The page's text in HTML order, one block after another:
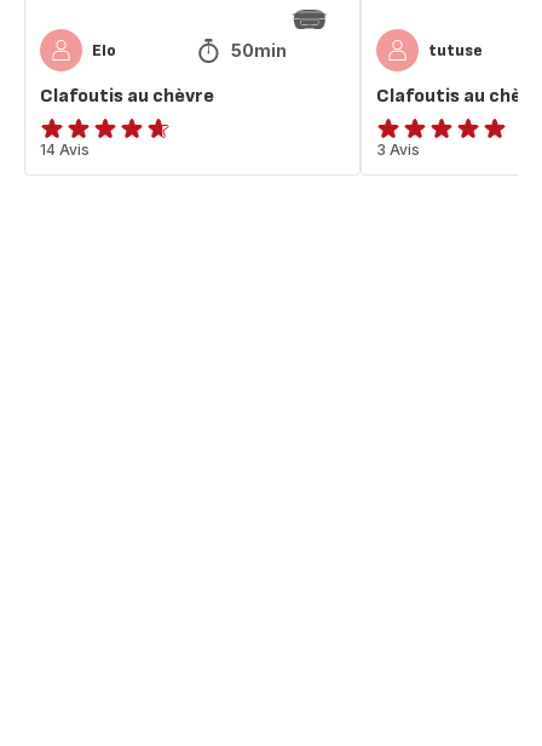
Elo 50min
Clafoutis au chèvre
ratings.4.6
14 Avis
tutuse
Clafoutis au
Avis
5
3 Avis